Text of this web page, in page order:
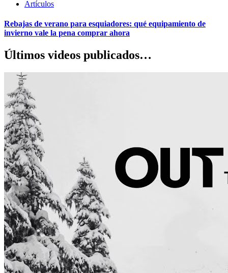
Artículos
Rebajas de verano para esquiadores: qué equipamiento de
invierno vale la pena comprar ahora
Últimos videos publicados…